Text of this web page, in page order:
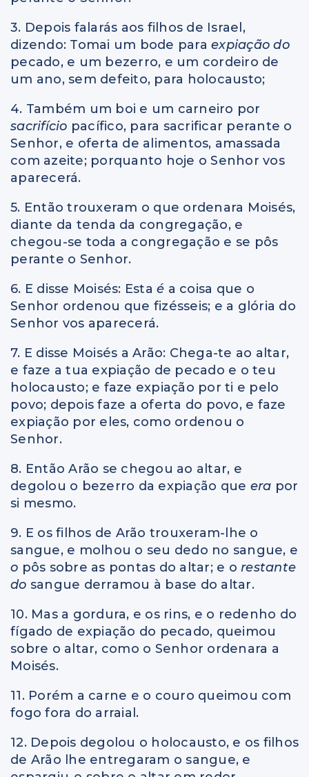
3. Depois falarás aos filhos de Israel,
dizendo: Tomai um bode para expiação do
pecado, e um bezerro, e um cordeiro de
um ano, sem defeito, para holocausto;
4. Também um boi e um carneiro por
sacrifício pacífico, para sacrificar perante o
Senhor, e oferta de alimentos, amassada
com azeite; porquanto hoje o Senhor vos
aparecerá.
5. Então trouxeram o que ordenara Moisés,
diante da tenda da congregação, e
chegou-se toda a congregação e se pôs
perante o Senhor.
6. E disse Moisés: Esta é a coisa que o
Senhor ordenou que fizésseis; e a glória do
Senhor vos aparecerá.
7. E disse Moisés a Arão: Chega-te ao altar,
e faze a tua expiação de pecado e o teu
holocausto; e faze expiação por ti e pelo
povo; depois faze a oferta do povo, e faze
expiação por eles, como ordenou o
Senhor.
8. Então Arão se chegou ao altar, e
degolou o bezerro da expiação que era por
si mesmo.
9. E os filhos de Arão trouxeram-lhe o
sangue, e molhou o seu dedo no sangue, e
o pôs sobre as pontas do altar; e o restante
do sangue derramou à base do altar.
10. Mas a gordura, e os rins, e o redenho do
fígado de expiação do pecado, queimou
sobre o altar, como o Senhor ordenara a
Moisés.
11. Porém a carne e o couro queimou com
fogo fora do arraial.
12. Depois degolou o holocausto, e os filhos
de Arão lhe entregaram o sangue, e